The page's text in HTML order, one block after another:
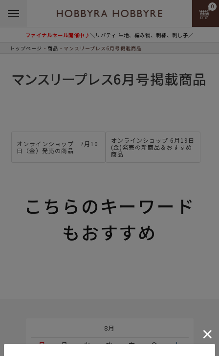
ファイナルセール開催中♪＼リバティ 生地、編み物、刺繍、刺し子／
0
トップページ 商品 マンスリープレス6月号掲載商品
マンスリープレス6月号掲載商品
オンラインショップ 7月10
日（金）発売の商品
オンラインショップ 6月19日
(金)発売の新商品＆おすすめ
商品
こちらのキーワード
もおすすめ
8月
日
月 火 水 木 金
土